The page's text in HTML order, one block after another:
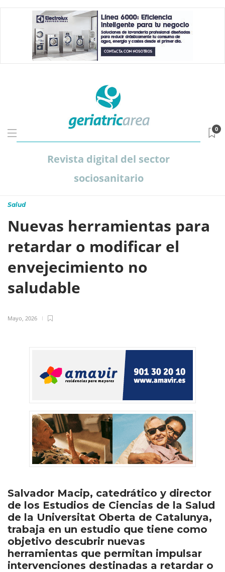
Revista digital del sector
sociosanitario
0
Salud
Nuevas herramientas para
retardar o modificar el
envejecimiento no
saludable
Mayo, 2026
Salvador Macip, catedrático y director
de los Estudios de Ciencias de la Salud
de la Universitat Oberta de Catalunya,
trabaja en un estudio que tiene como
objetivo descubrir nuevas
herramientas que permitan impulsar
intervenciones destinadas a retardar o